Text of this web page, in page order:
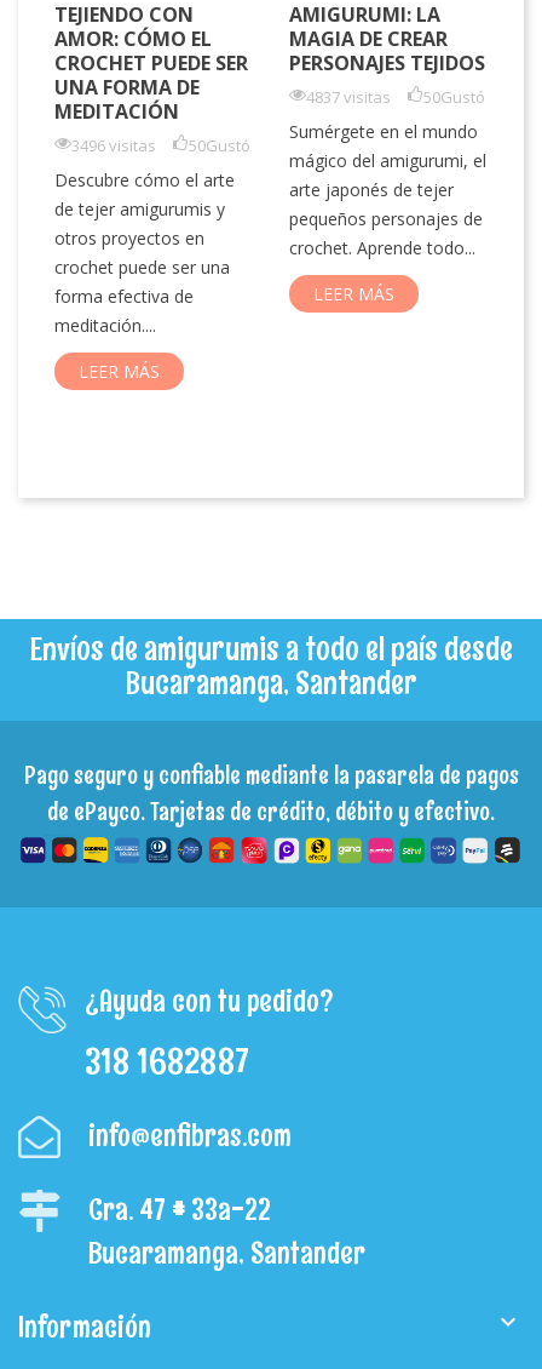
TEJIENDO CON
AMOR: CÓMO EL
CROCHET PUEDE SER
UNA FORMA DE
MEDITACIÓN
3496 visitas 50Gustó
Descubre cómo el arte
de tejer amigurumis y
otros proyectos en
crochet puede ser una
forma efectiva de
meditación....
LEER MÁS
AMIGURUMI: LA
MAGIA DE CREAR
PERSONAJES TEJIDOS
4837 visitas 50Gustó
Sumérgete en el mundo
mágico del amigurumi, el
arte japonés de tejer
pequeños personajes de
crochet. Aprende todo...
LEER MÁS
Envíos de amigurumis a todo el país desde
Bucaramanga, Santander
Pago seguro y confiable mediante la pasarela de pagos
de ePayco. Tarjetas de crédito, débito y efectivo.
¿Ayuda con tu pedido?
318 1682887
info@enfibras.com
Cra. 47 # 33a-22
Bucaramanga, Santander
Información
